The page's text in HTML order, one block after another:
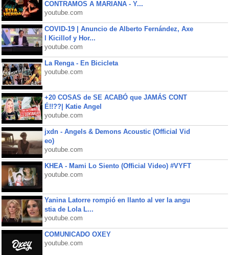
CONTRAMOS A MARIANA - Y...
youtube.com
COVID-19 | Anuncio de Alberto Fernández, Axe
l Kicillof y Hor...
youtube.com
La Renga - En Bicicleta
youtube.com
+20 COSAS de SE ACABÓ que JAMÁS CONT
É!!??| Katie Angel
youtube.com
jxdn - Angels & Demons Acoustic (Official Vid
eo)
youtube.com
KHEA - Mami Lo Siento (Official Video) #VYFT
youtube.com
Yanina Latorre rompió en llanto al ver la angu
stia de Lola L...
youtube.com
COMUNICADO OXEY
youtube.com